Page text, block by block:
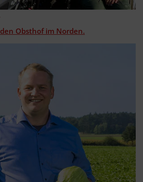
Obsthof im Norden.